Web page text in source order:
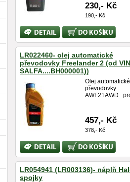
230,- Kč
190,- Kč
Bližší
informace
Koupit
LR022460- olej automatické
převodovky Freelander 2 (od VIN
SALFA....BH000001))
Olej automatické
převodovky
AWF21AWD
457,- Kč
378,- Kč
Bližší
informace
Koupit
LR054941 (LR003136)- náplň
spojky